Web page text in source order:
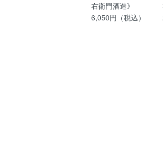
右衛門酒造》
6,050円（税込）